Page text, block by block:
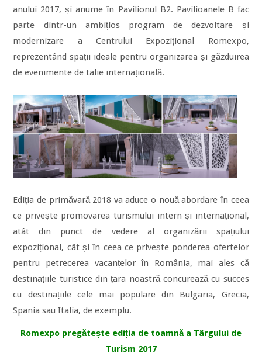
anului 2017, și anume în Pavilionul B2. Pavilioanele B fac
parte dintr-un ambițios program de dezvoltare și
modernizare a Centrului Expozițional Romexpo,
reprezentând spații ideale pentru organizarea și găzduirea
de evenimente de talie internațională.
Ediția de primăvară 2018 va aduce o nouă abordare în ceea
ce privește promovarea turismului intern și internațional,
atât din punct de vedere al organizării spațiului
expozițional, cât și în ceea ce privește ponderea ofertelor
pentru petrecerea vacanțelor în România, mai ales că
destinațiile turistice din țara noastră concurează cu succes
cu destinațiile cele mai populare din Bulgaria, Grecia,
Spania sau Italia, de exemplu.
Romexpo pregătește ediția de toamnă a Târgului de
Turism 2017